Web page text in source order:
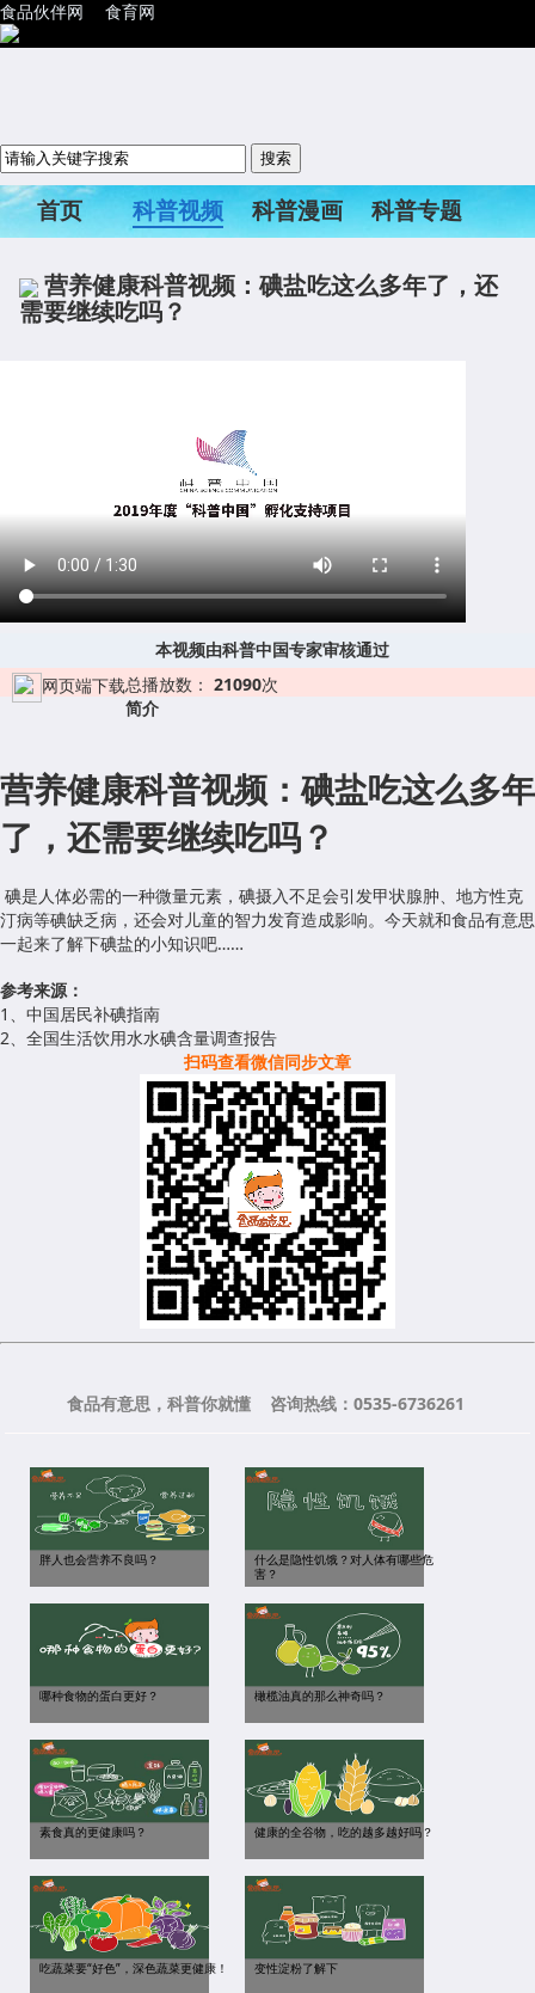
食品伙伴网 食育网
首页 科普视频 科普漫画
科普专题
营养健康科普视频：碘盐吃这么多年了，还
需要继续吃吗？
本视频由科普中国专家审核通过
网页端下载总播放数： 21090次
简介
营养健康科普视频：碘盐吃这么多年
了，还需要继续吃吗？
碘是人体必需的一种微量元素，碘摄入不足会引发甲状腺肿、地方性克
汀病等碘缺乏病，还会对儿童的智力发育造成影响。今天就和食品有意思
一起来了解下碘盐的小知识吧……
参考来源：
1、中国居民补碘指南
2、全国生活饮用水水碘含量调查报告
扫码查看微信同步文章
食品有意思，科普你就懂 咨询热线：0535-6736261
胖人也会营养不良吗？
什么是隐性饥饿？对人体有哪些危
害？
哪种食物的蛋白更好？ 橄榄油真的那么神奇吗？
素食真的更健康吗？ 健康的全谷物，吃的越多越好吗？
吃蔬菜要“好色”，深色蔬菜更健康！ 变性淀粉了解下